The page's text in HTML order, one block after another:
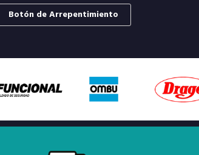
Botón de Arrepentimiento